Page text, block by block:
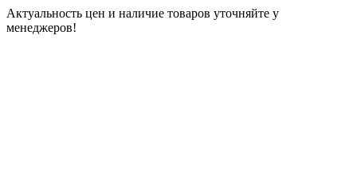
Актуальность цен и наличие товаров уточняйте у
менеджеров!